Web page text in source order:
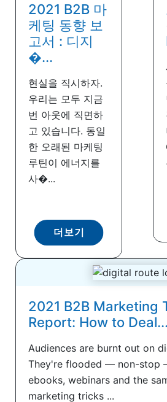
2021 B2B 마
케팅 동향 보
고서 : 디지
�...
현실을 직시하자.
우리는 모두 지금
번 아웃에 직면하
고 있습니다. 동일
한 오래된 마케팅
루틴이 에너지를
사�...
더보기
2021 B2B Marketing
Report: How to Deal...
Audiences are burnt out on
They're flooded — non-stop
ebooks, webinars and the
marketing tricks ...